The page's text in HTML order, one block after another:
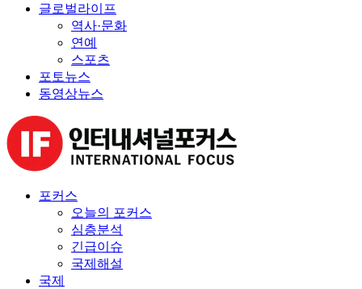
글로벌라이프
역사·문화
연예
스포츠
포토뉴스
동영상뉴스
포커스
오늘의 포커스
심층분석
긴급이슈
국제해설
국제